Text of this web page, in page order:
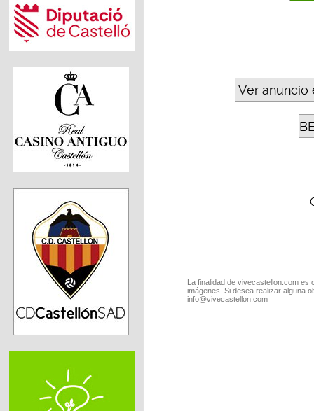
Ver anuncio
La finalidad de vivecastellon.com
imágenes. Si desea realizar alguna
info@vivecastellon.com